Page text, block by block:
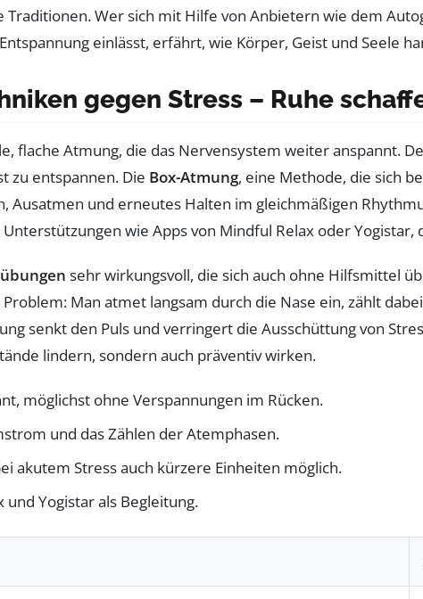
Wer sich mit Hilfe von Anbietern wie dem
einlässt, erfährt, wie Körper, Geist und Seele
gegen Stress – Ruhe
flache Atmung, die das Nervensystem weiter anspannt.
zu entspannen. Die Box-Atmung, eine Methode, die sich
Ausatmen und erneutes Halten im gleichmäßigen
wie Apps von Mindful Relax oder
sehr wirkungsvoll, die sich auch ohne Hilfsmittel
Man atmet langsam durch die Nase ein, zählt
senkt den Puls und verringert die Ausschüttung von
lindern, sondern auch präventiv wirken.
möglichst ohne Verspannungen im Rücken.
und das Zählen der Atemphasen.
akutem Stress auch kürzere Einheiten möglich.
und Yogistar als Begleitung.